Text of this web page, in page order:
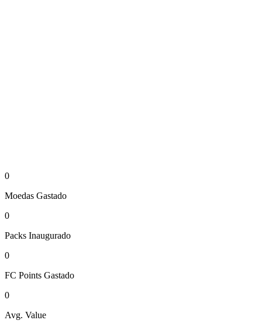
0
Moedas Gastado
0
Packs Inaugurado
0
FC Points Gastado
0
Avg. Value